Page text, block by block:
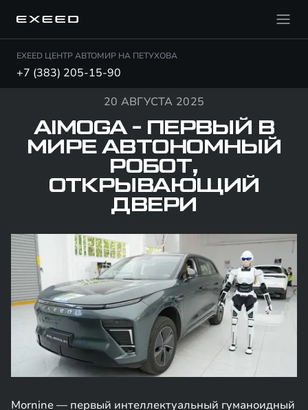
EXEED ЦЕНТР АВТОМИР НА ПЕТУХОВА
+7 (383) 205-15-90
20 АВГУСТА 2025
AIMOGA - ПЕРВЫЙ В
МИРЕ АВТОНОМНЫЙ
РОБОТ,
ОТКРЫВАЮЩИЙ
ДВЕРИ
Mornine — первый интеллектуальный гуманоидный